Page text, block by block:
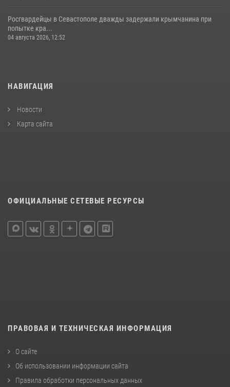
Росгвардейцы в Севастополе дважды задержали крымчанина при
попытке кра...
04 августа 2026, 12:52
НАВИГАЦИЯ
Новости
Карта сайта
ОФИЦИАЛЬНЫЕ СЕТЕВЫЕ РЕСУРСЫ
ПРАВОВАЯ И ТЕХНИЧЕСКАЯ ИНФОРМАЦИЯ
О сайте
Об использовании информации сайта
Правила обработки персональных данных